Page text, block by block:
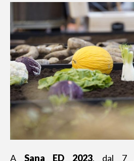
A Sana ED 2023, dal 7